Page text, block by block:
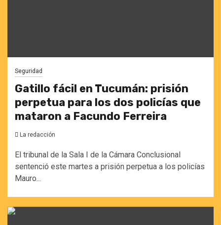
Seguridad
Gatillo fácil en Tucumán: prisión
perpetua para los dos policías que
mataron a Facundo Ferreira
La redacción
El tribunal de la Sala I de la Cámara Conclusional
sentenció este martes a prisión perpetua a los policías
Mauro...